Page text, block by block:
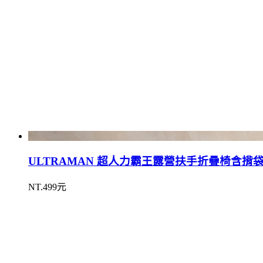
ULTRAMAN 超人力霸王露營扶手折疊椅含揹
NT.499元